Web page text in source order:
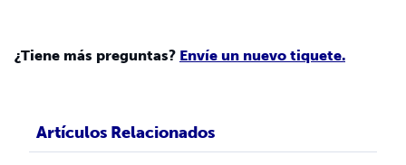
¿Tiene más preguntas? Envíe un nuevo tiquete.
Artículos Relacionados